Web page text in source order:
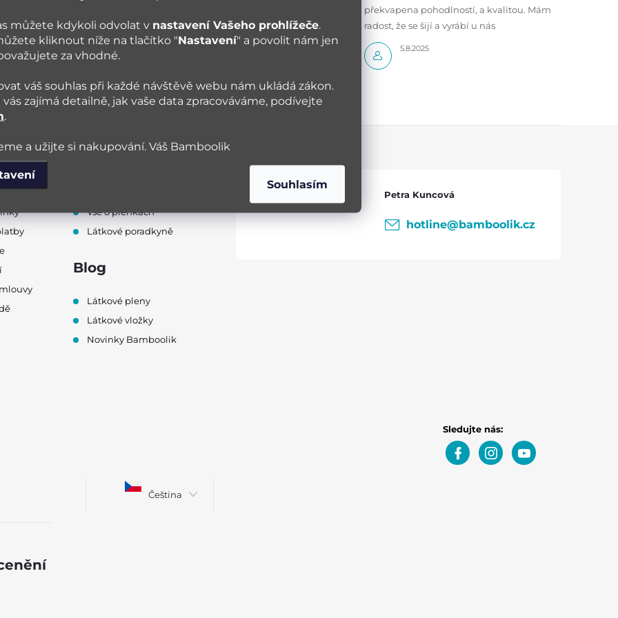
můžete kdykoli odvolat v nastavení Vašeho prohlížeče.
kliknout níže na tlačítko "Nastavení" a povolit nám jen
za vhodné.
váš souhlas při každé návštěvě webu nám ukládá zákon.
zajímá detailně, jak vaše data zpracováváme, podívejte
.
a užijte si nakupování. Váš Bamboolik
Souhlasím
5.8.2025
překvapena pohodlností, a kvalitou. Mám
radost, že se šijí a vyrábí u nás
Vše o plenkách
Látkové poradkyně
Blog
Látkové pleny
Látkové vložky
Novinky Bamboolik
Petra Kuncová
hotline@bamboolik.cz
Sledujte nás:
Čeština